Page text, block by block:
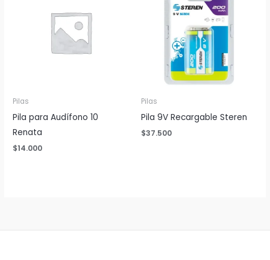
Pilas
Pila para Audífono 10
Renata
$14.000
Pilas
Pila 9V Recargable Steren
$37.500